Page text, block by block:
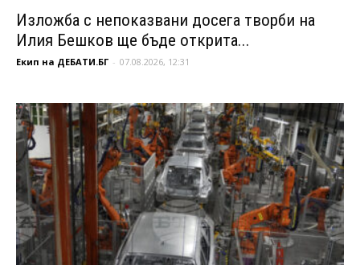
Изложба с непоказвани досега творби на
Илия Бешков ще бъде открита...
Екип на ДЕБАТИ.БГ - 07.08.2026, 12:31